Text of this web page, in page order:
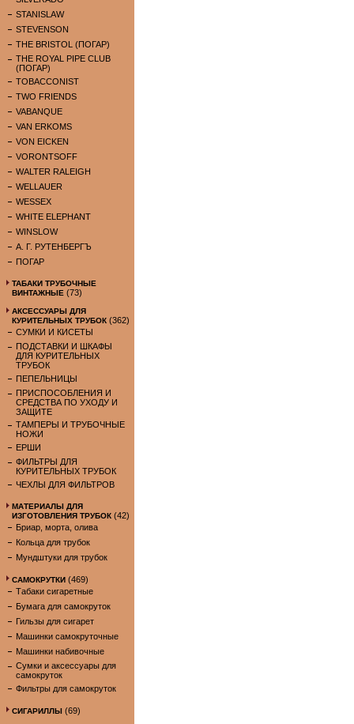
STANISLAW
STEVENSON
THE BRISTOL (ПОГАР)
THE ROYAL PIPE CLUB
(ПОГАР)
TOBACCONIST
TWO FRIENDS
VABANQUE
VAN ERKOMS
VON EICKEN
VORONTSOFF
WALTER RALEIGH
WELLAUER
WESSEX
WHITE ELEPHANT
WINSLOW
А. Г. РУТЕНБЕРГЪ
ПОГАР
ТАБАКИ ТРУБОЧНЫЕ
ВИНТАЖНЫЕ (73)
АКСЕССУАРЫ ДЛЯ
КУРИТЕЛЬНЫХ ТРУБОК (362)
СУМКИ И КИСЕТЫ
ПОДСТАВКИ И ШКАФЫ
ДЛЯ КУРИТЕЛЬНЫХ
ТРУБОК
ПЕПЕЛЬНИЦЫ
ПРИСПОСОБЛЕНИЯ И
СРЕДСТВА ПО УХОДУ И
ЗАЩИТЕ
ТАМПЕРЫ И ТРУБОЧНЫЕ
НОЖИ
ЕРШИ
ФИЛЬТРЫ ДЛЯ
КУРИТЕЛЬНЫХ ТРУБОК
ЧЕХЛЫ ДЛЯ ФИЛЬТРОВ
МАТЕРИАЛЫ ДЛЯ
ИЗГОТОВЛЕНИЯ ТРУБОК (42)
Бриар, морта, олива
Кольца для трубок
Мундштуки для трубок
САМОКРУТКИ (469)
Табаки сигаретные
Бумага для самокруток
Гильзы для сигарет
Машинки самокруточные
Машинки набивочные
Сумки и аксессуары для
самокруток
Фильтры для самокруток
СИГАРИЛЛЫ (69)